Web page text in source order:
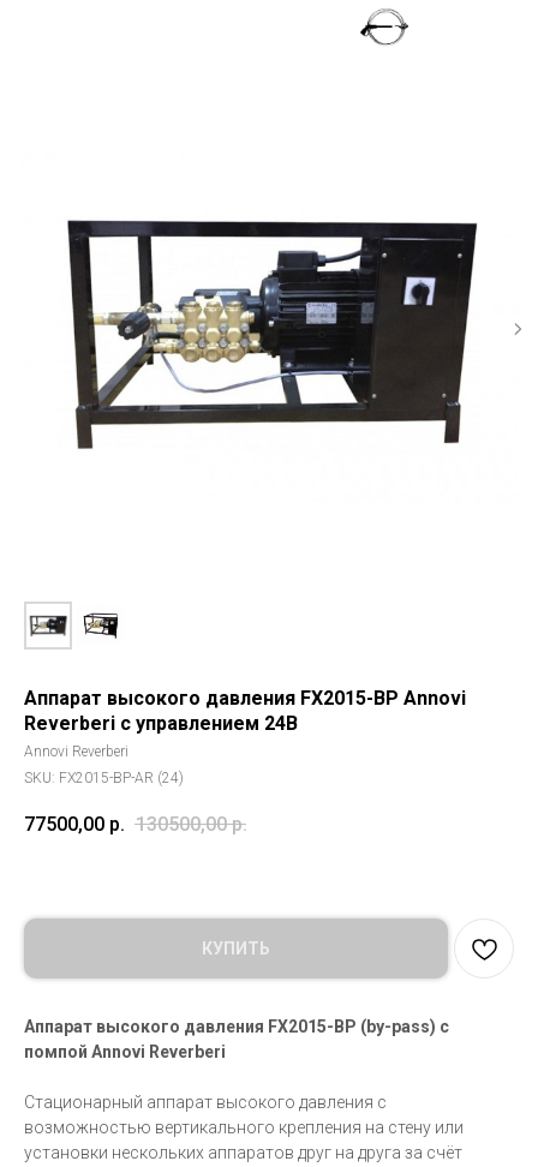
Аппарат высокого давления FX2015-BP Annovi
Reverberi с управлением 24В
Annovi Reverberi
SKU: FX2015-BP-AR (24)
77500,00 р. 130500,00 р.
КУПИТЬ
Аппарат высокого давления FX2015-BP (by-pass) с
помпой Annovi Reverberi
Стационарный аппарат высокого давления с
возможностью вертикального крепления на стену или
установки нескольких аппаратов друг на друга за счёт